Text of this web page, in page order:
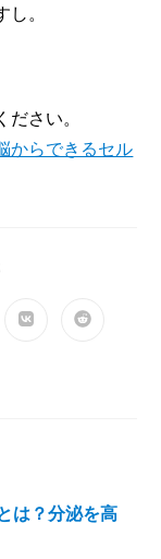
。
さい。
からできるセル
は？分泌を高